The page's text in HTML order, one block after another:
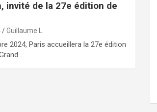
invité de la 27e édition de
Guillaume L.
2024, Paris accueillera la 27e édition